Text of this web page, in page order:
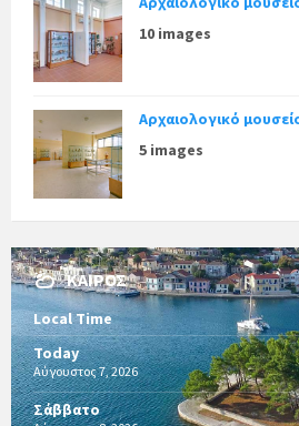
10 images
Αρχαιολογικό
5 images
ΚΑΙΡΌΣ
Local Time
Today
Αύγουστος 7, 2026
Σάββατο